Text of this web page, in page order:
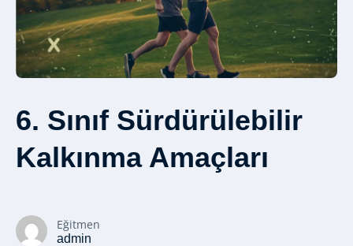
6. Sınıf Sürdürülebilir
Kalkınma Amaçları
Eğitmen
admin